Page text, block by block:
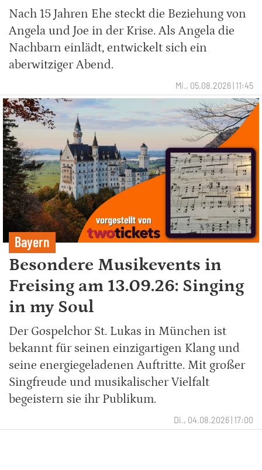
Nach 15 Jahren Ehe steckt die Beziehung von
Angela und Joe in der Krise. Als Angela die
Nachbarn einlädt, entwickelt sich ein
aberwitziger Abend.
Mi., 05.08.2026 | 11:45
Bayern
Besondere Musikevents in
Freising am 13.09.26: Singing
in my Soul
Der Gospelchor St. Lukas in München ist
bekannt für seinen einzigartigen Klang und
seine energiegeladenen Auftritte. Mit großer
Singfreude und musikalischer Vielfalt
begeistern sie ihr Publikum.
Di., 04.08.2026 | 17:00